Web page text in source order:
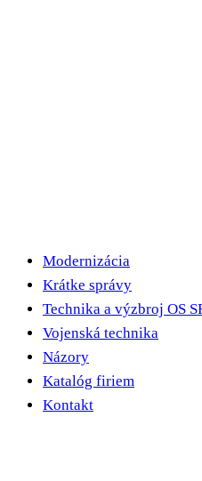
Modernizácia
Krátke správy
Technika a výzbroj OS
Vojenská technika
Názory
Katalóg firiem
Kontakt